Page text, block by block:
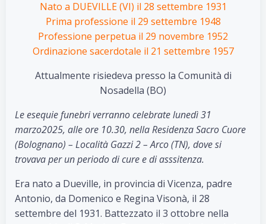
Nato a DUEVILLE (VI) il 28 settembre 1931
Prima professione il 29 settembre 1948
Professione perpetua il 29 novembre 1952
Ordinazione sacerdotale il 21 settembre 1957
Attualmente risiedeva presso la Comunità di
Nosadella (BO)
Le esequie funebri verranno celebrate lunedì 31
marzo2025, alle ore 10.30, nella Residenza Sacro Cuore
(Bolognano) – Località Gazzi 2 – Arco (TN), dove si
trovava per un periodo di cure e di asssitenza.
Era nato a Dueville, in provincia di Vicenza, padre
Antonio, da Domenico e Regina Visonà, il 28
settembre del 1931. Battezzato il 3 ottobre nella